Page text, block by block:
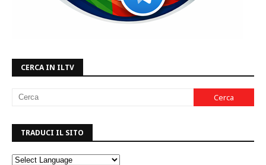
CERCA IN ILTV
TRADUCI IL SITO